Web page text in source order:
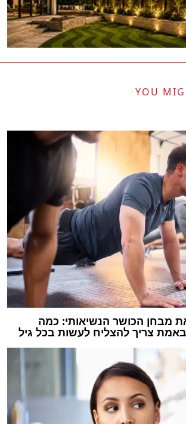
YOU
מבחן הכושר הנשיאותי: כמה
צריך להצליח לעשות בכל גיל